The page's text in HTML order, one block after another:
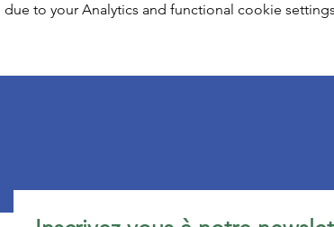
to your Analytics and functional cookie